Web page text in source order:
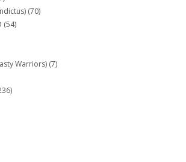
(70)
(54)
Warriors) (7)